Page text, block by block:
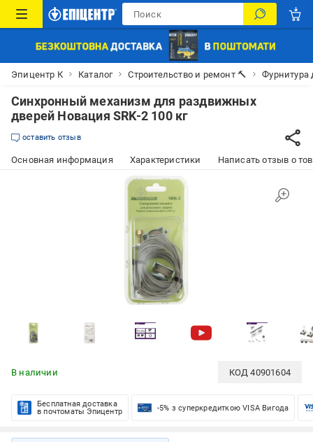
Эпицентр К Каталог Строительство и ремонт 🔨 Фурнитура
Синхронный механизм для раздвижных
дверей Новация SRK-2 100 кг
оставить отзыв
Основная информация Характеристики Написать отзыв о
В наличии КОД40901604
Бесплатная доставка
в почтоматы Эпицентр
-5% з суперкредиткою VISA Вигода